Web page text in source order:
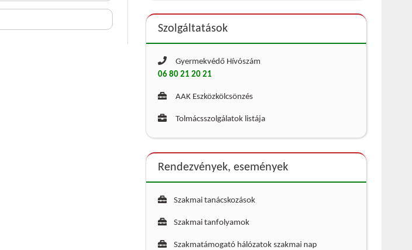
Szolgáltatások
Gyermekvédő Hívószám
06 80 21 20 21
AAK Eszközkölcsönzés
Tolmácsszolgálatok listája
Rendezvények, események
Szakmai tanácskozások
Szakmai tanfolyamok
Szakmatámogató hálózatok szakmai nap